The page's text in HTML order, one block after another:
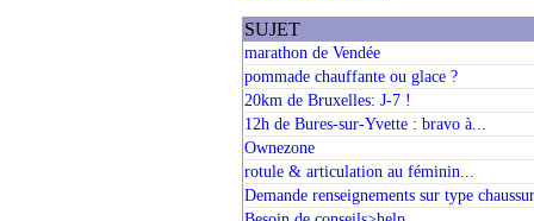
SUJET
marathon de Vendée
pommade chauffante ou glace ?
20km de Bruxelles: J-7 !
12h de Bures-sur-Yvette : bravo à...
Ownezone
rotule & articulation au féminin...
Demande renseignements sur type